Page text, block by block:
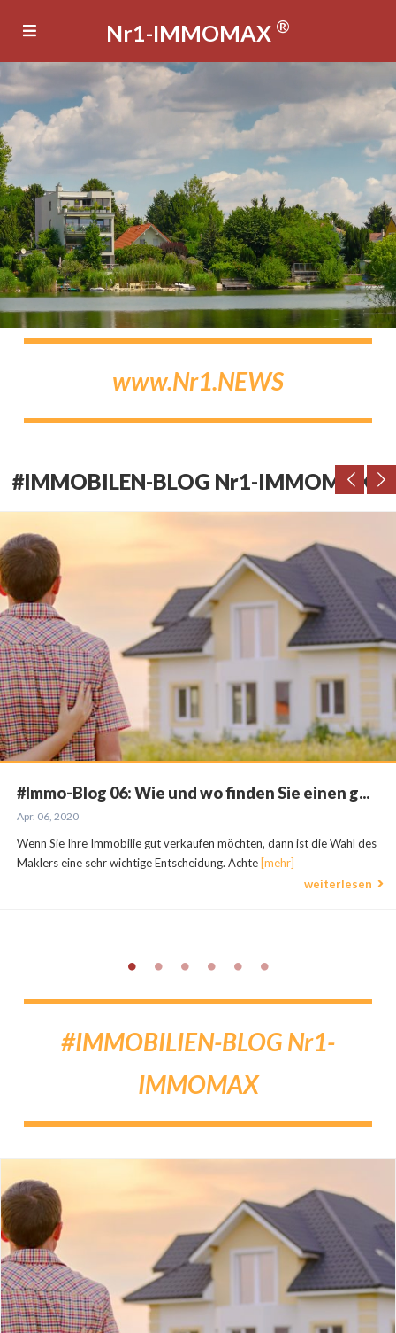
Nr1-IMMOMAX ®
www.Nr1.NEWS
#IMMOBILEN-BLOG Nr1-IMMOMAX
#Immo-Blog 06: Wie und wo finden Sie einen g...
Apr. 06, 2020
Wenn Sie Ihre Immobilie gut verkaufen möchten, dann ist die Wahl des
Maklers eine sehr wichtige Entscheidung. Achte [mehr]
weiterlesen
#IMMOBILIEN-BLOG Nr1-
IMMOMAX